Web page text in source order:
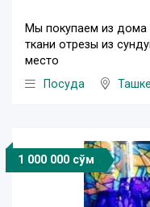
Мы покупаем из дома
ткани отрезы из
место
Посуда
1 000 000 сўм